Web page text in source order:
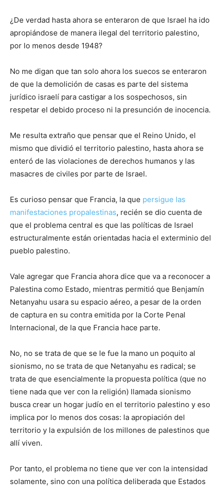
¿De verdad hasta ahora se enteraron de que Israel ha ido
apropiándose de manera ilegal del territorio palestino,
por lo menos desde 1948?
No me digan que tan solo ahora los suecos se enteraron
de que la demolición de casas es parte del sistema
jurídico israelí para castigar a los sospechosos, sin
respetar el debido proceso ni la presunción de inocencia.
Me resulta extraño que pensar que el Reino Unido, el
mismo que dividió el territorio palestino, hasta ahora se
enteró de las violaciones de derechos humanos y las
masacres de civiles por parte de Israel.
Es curioso pensar que Francia, la que persigue las
manifestaciones propalestinas, recién se dio cuenta de
que el problema central es que las políticas de Israel
estructuralmente están orientadas hacia el exterminio del
pueblo palestino.
Vale agregar que Francia ahora dice que va a reconocer a
Palestina como Estado, mientras permitió que Benjamín
Netanyahu usara su espacio aéreo, a pesar de la orden
de captura en su contra emitida por la Corte Penal
Internacional, de la que Francia hace parte.
No, no se trata de que se le fue la mano un poquito al
sionismo, no se trata de que Netanyahu es radical; se
trata de que esencialmente la propuesta política (que no
tiene nada que ver con la religión) llamada sionismo
busca crear un hogar judío en el territorio palestino y eso
implica por lo menos dos cosas: la apropiación del
territorio y la expulsión de los millones de palestinos que
allí viven.
Por tanto, el problema no tiene que ver con la intensidad
solamente, sino con una política deliberada que Estados